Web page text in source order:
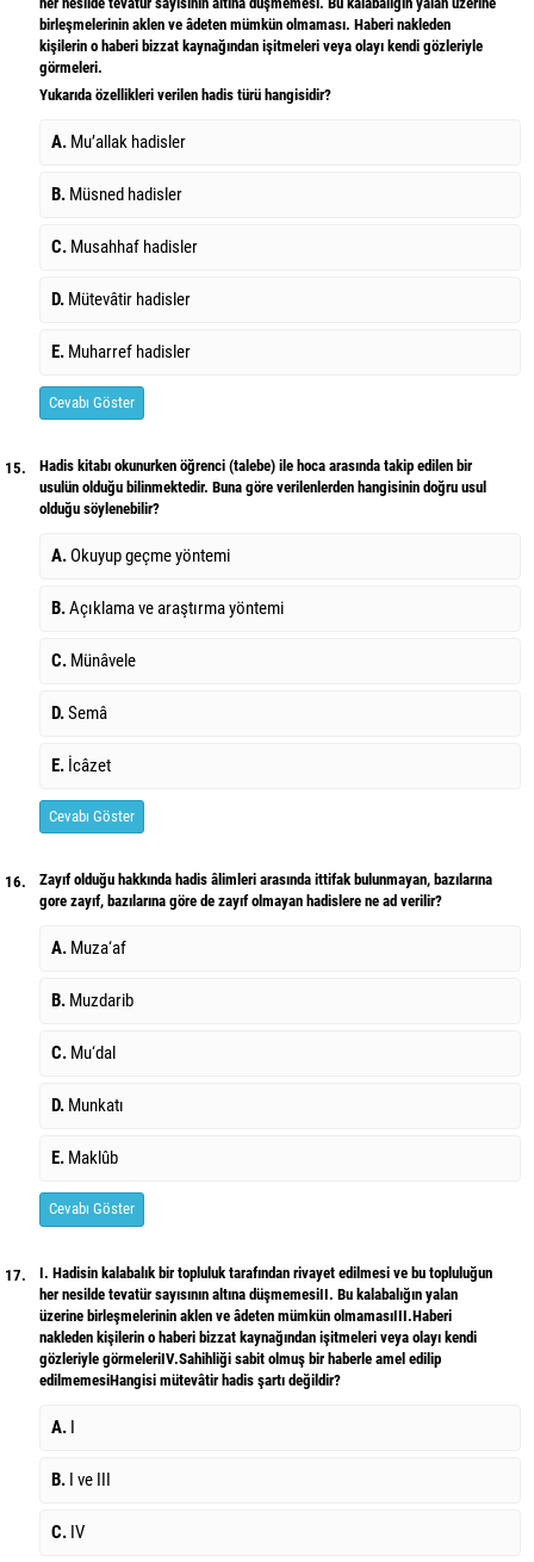
birleşmelerinin aklen ve âdeten mümkün olmaması. Haberi nakleden
kişilerin o haberi bizzat kaynağından işitmeleri veya olayı kendi gözleriyle
görmeleri.
Yukarıda özellikleri verilen hadis türü hangisidir?
A. Mu’allak hadisler
B. Müsned hadisler
C. Musahhaf hadisler
D. Mütevâtir hadisler
E. Muharref hadisler
Cevabı Göster
15.
Hadis kitabı okunurken öğrenci (talebe) ile hoca arasında takip edilen bir
usulün olduğu bilinmektedir. Buna göre verilenlerden hangisinin doğru usul
olduğu söylenebilir?
A. Okuyup geçme yöntemi
B.Açıklama ve araştırma yöntemi
C. Münâvele
D.Semâ
E. İcâzet
Cevabı Göster
16.
Zayıf olduğu hakkında hadis âlimleri arasında ittifak bulunmayan, bazılarına
gore zayıf, bazılarına göre de zayıf olmayan hadislere ne ad verilir?
A. Muza‘af
B. Muzdarib
C. Mu‘dal
D. Munkatı
E. Maklûb
Cevabı Göster
17.
I. Hadisin kalabalık bir topluluk tarafından rivayet edilmesi ve bu topluluğun
her nesilde tevatür sayısının altına düşmemesiII. Bu kalabalığın yalan
üzerine birleşmelerinin aklen ve âdeten mümkün olmamasıIII.Haberi
nakleden kişilerin o haberi bizzat kaynağından işitmeleri veya olayı kendi
gözleriyle görmeleriIV.Sahihliği sabit olmuş bir haberle amel edilip
edilmemesiHangisi mütevâtir hadis şartı değildir?
A. I
B. I ve III
C. IV